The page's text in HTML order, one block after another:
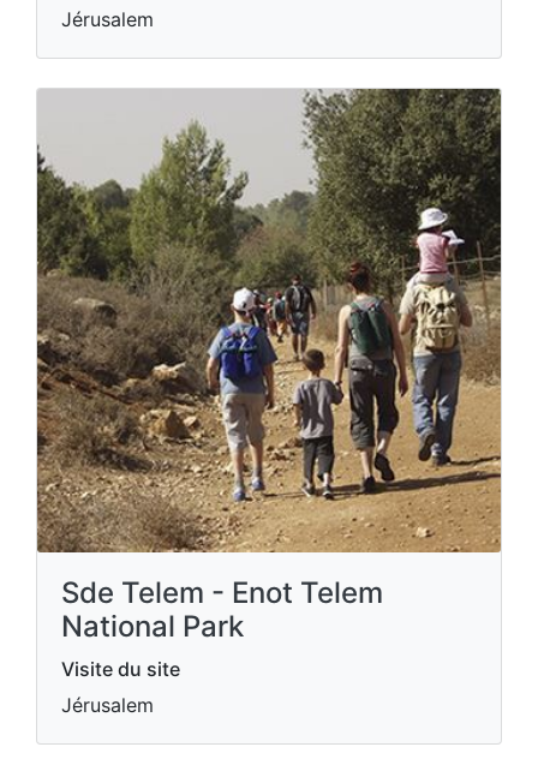
Jérusalem
Sde Telem - Enot Telem
National Park
Visite du site
Jérusalem